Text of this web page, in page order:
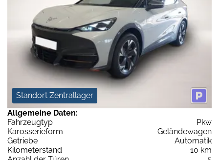
Standort Zentrallager
Allgemeine Daten:
Fahrzeugtyp
Pkw
Karosserieform
Geländewagen
Getriebe
Automatik
Kilometerstand
10 km